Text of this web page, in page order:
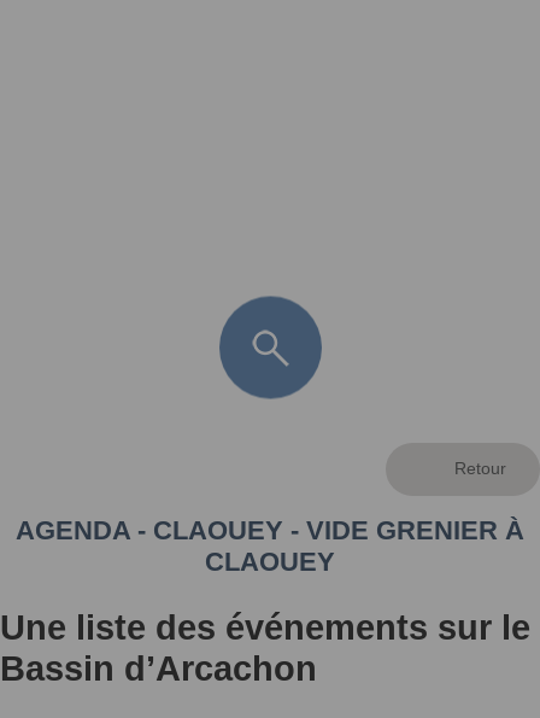
AGENDA - CLAOUEY - VIDE GRENIER À
CLAOUEY
Une liste des événements sur le
Bassin d’Arcachon